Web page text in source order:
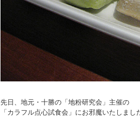
先日、地元・十勝の「地粉研究会」主催の
「カラフル点心試食会」にお邪魔いたしまし